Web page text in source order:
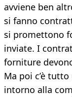
avviene ben
si fanno
si promettono
inviate. I
forniture
Ma poi c’è
intorno alla